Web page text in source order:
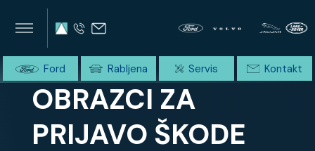
SUMMIT AVTO
Home Domov OBRAZCI ZA PRIJAVO ŠKODE
OBRAZCI ZA
PRIJAVO ŠKODE
Ford Rabljena Servis Kontakt
×
×